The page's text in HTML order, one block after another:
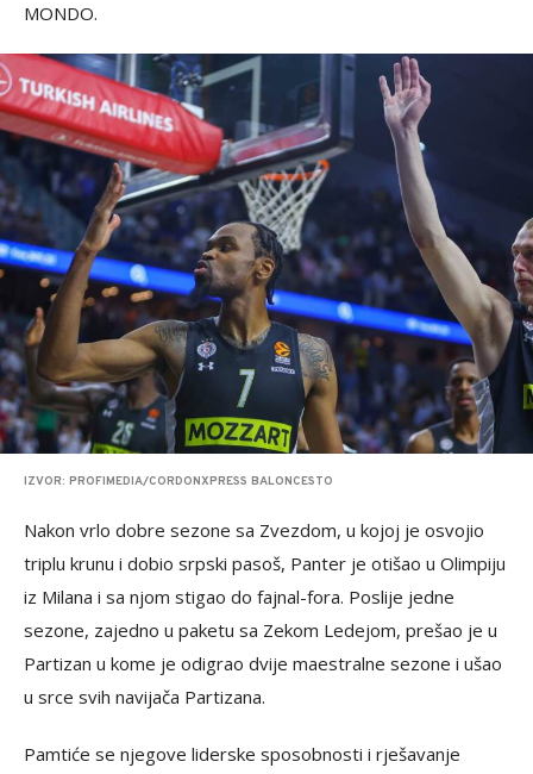
MONDO.
IZVOR: PROFIMEDIA/CORDONXPRESS BALONCESTO
Nakon vrlo dobre sezone sa Zvezdom, u kojoj je osvojio
triplu krunu i dobio srpski pasoš, Panter je otišao u Olimpiju
iz Milana i sa njom stigao do fajnal-fora. Poslije jedne
sezone, zajedno u paketu sa Zekom Ledejom, prešao je u
Partizan u kome je odigrao dvije maestralne sezone i ušao
u srce svih navijača Partizana.
Pamtiće se njegove liderske sposobnosti i rješavanje